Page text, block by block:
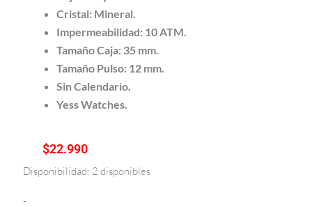
Cristal: Mineral.
Impermeabilidad: 10 ATM.
Tamaño Caja: 35 mm.
Tamaño Pulso: 12 mm.
Sin Calendario.
Yess Watches.
$22.990
Disponibilidad: 2 disponibles
-
Reloj
mujer